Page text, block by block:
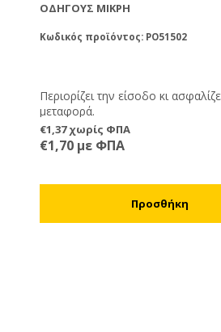
ΟΔΗΓΟΎΣ ΜΙΚΡΉ
Κωδικός προϊόντος: PO51502
Περιορίζει την είσοδο κι
μεταφορά.
€1,37 χωρίς ΦΠΑ
€1,70 με ΦΠΑ